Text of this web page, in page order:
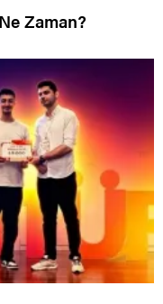
Zaman?